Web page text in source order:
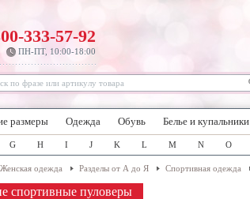
333-57-92
ПН-ПТ, 10:00-18:00
размеры Одежда Обувь Белье и купальники
G H I J K L M N O
Женская одежда Разделы от А до Я Спортивная одежда
спортивные пуловеры